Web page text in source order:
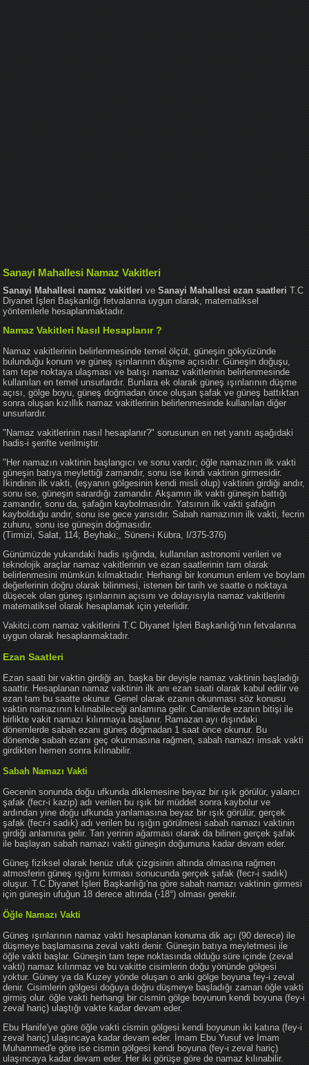
Sanayi Mahallesi Namaz Vakitleri
Sanayi Mahallesi namaz vakitleri veSanayi Mahallesi ezan saatleri T.C
Diyanet İşleri Başkanlığı fetvalarına uygun olarak, matematiksel
yöntemlerle hesaplanmaktadır.
Namaz Vakitleri Nasıl Hesaplanır ?
Namaz vakitlerinin belirlenmesinde temel ölçüt, güneşin gökyüzünde
bulunduğu konum ve güneş ışınlarının düşme açısıdır. Güneşin doğuşu,
tam tepe noktaya ulaşması ve batışı namaz vakitlerinin belirlenmesinde
kullanılan en temel unsurlardır. Bunlara ek olarak güneş ışınlarının düşme
açısı, gölge boyu, güneş doğmadan önce oluşan şafak ve güneş battıktan
sonra oluşan kızıllık namaz vakitlerinin belirlenmesinde kullanılan diğer
unsurlardır.
"Namaz vakitlerinin nasıl hesaplanır?" sorusunun en net yanıtı aşağıdaki
hadis-i şerifte verilmiştir.
"Her namazın vaktinin başlangıcı ve sonu vardır; öğle namazının ilk vakti
güneşin batıya meylettiği zamandır, sonu ise ikindi vaktinin girmesidir.
İkindinin ilk vakti, (eşyanın gölgesinin kendi misli olup) vaktinin girdiği andır,
sonu ise, güneşin sarardığı zamandır. Akşamın ilk vakti güneşin battığı
zamandır, sonu da, şafağın kaybolmasıdır. Yatsının ilk vakti şafağın
kaybolduğu andır, sonu ise gece yarısıdır. Sabah namazının ilk vakti, fecrin
zuhuru, sonu ise güneşin doğmasıdır.
(Tirmizi, Salat, 114; Beyhaki;, Sünen-i Kübra, I/375-376)
Günümüzde yukarıdaki hadis ışığında, kullanılan astronomi verileri ve
teknolojik araçlar namaz vakitlerinin ve ezan saatlerinin tam olarak
belirlenmesini mümkün kılmaktadır. Herhangi bir konumun enlem ve boylam
değerlerinin doğru olarak bilinmesi, istenen bir tarih ve saatte o noktaya
düşecek olan güneş ışınlarının açısını ve dolayısıyla namaz vakitlerini
matematiksel olarak hesaplamak için yeterlidir.
Vakitci.com namaz vakitlerini T.C Diyanet İşleri Başkanlığı'nın fetvalarına
uygun olarak hesaplanmaktadır.
Ezan Saatleri
Ezan saati bir vaktin girdiği an, başka bir deyişle namaz vaktinin başladığı
saattir. Hesaplanan namaz vaktinin ilk anı ezan saati olarak kabul edilir ve
ezan tam bu saatte okunur. Genel olarak ezanın okunması söz konusu
vaktin namazının kılınabileceği anlamına gelir. Camilerde ezanın bitişi ile
birlikte vakit namazı kılınmaya başlanır. Ramazan ayı dışındaki
dönemlerde sabah ezanı güneş doğmadan 1 saat önce okunur. Bu
dönemde sabah ezanı geç okunmasına rağmen, sabah namazı imsak vakti
girdikten hemen sonra kılınabilir.
Sabah Namazı Vakti
Gecenin sonunda doğu ufkunda diklemesine beyaz bir ışık görülür, yalancı
şafak (fecr-i kazip) adı verilen bu ışık bir müddet sonra kaybolur ve
ardından yine doğu ufkunda yanlamasına beyaz bir ışık görülür, gerçek
şafak (fecr-i sadık) adı verilen bu ışığın görülmesi sabah namazı vaktinin
girdiği anlamına gelir. Tan yerinin ağarması olarak da bilinen gerçek şafak
ile başlayan sabah namazı vakti güneşin doğumuna kadar devam eder.
Güneş fiziksel olarak henüz ufuk çizgisinin altında olmasına rağmen
atmosferin güneş ışığını kırması sonucunda gerçek şafak (fecr-i sadık)
oluşur. T.C Diyanet İşleri Başkanlığı'na göre sabah namazı vaktinin girmesi
için güneşin ufuğun 18 derece altında (-18°) olması gerekir.
Öğle Namazı Vakti
Güneş ışınlarının namaz vakti hesaplanan konuma dik açı (90 derece) ile
düşmeye başlamasına zeval vakti denir. Güneşin batıya meyletmesi ile
öğle vakti başlar. Güneşin tam tepe noktasında olduğu süre içinde (zeval
vakti) namaz kılınmaz ve bu vakitte cisimlerin doğu yönünde gölgesi
yoktur. Güney ya da Kuzey yönde oluşan o anki gölge boyuna fey-i zeval
denir. Cisimlerin gölgesi doğuya doğru düşmeye başladığı zaman öğle vakti
girmiş olur. öğle vakti herhangi bir cismin gölge boyunun kendi boyuna (fey-i
zeval hariç) ulaştığı vakte kadar devam eder.
Ebu Hanife'ye göre öğle vakti cismin gölgesi kendi boyunun iki katına (fey-i
zeval hariç) ulaşıncaya kadar devam eder. İmam Ebu Yusuf ve İmam
Muhammed'e göre ise cismin gölgesi kendi boyuna (fey-i zeval hariç)
ulaşıncaya kadar devam eder. Her iki görüşe göre de namaz kılınabilir.